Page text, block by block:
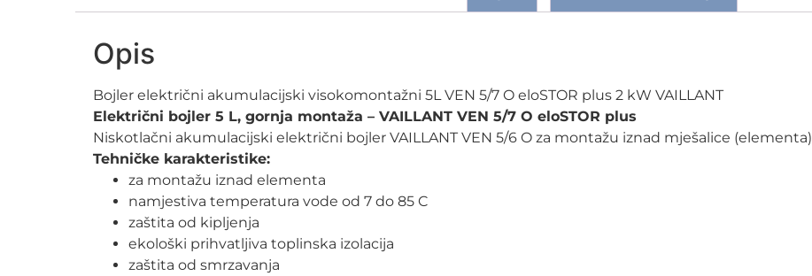
Opis
Bojler električni akumulacijski visokomontažni 5L VEN 5/7 O eloSTOR plus 2 kW VAILLANT
Električni bojler 5 L, gornja montaža – VAILLANT VEN 5/7 O eloSTOR plus
Niskotlačni akumulacijski električni bojler VAILLANT VEN 5/6 O za montažu iznad mješalice (elementa)
Tehničke karakteristike:
za montažu iznad elementa
namjestiva temperatura vode od 7 do 85 C
zaštita od kipljenja
ekološki prihvatljiva toplinska izolacija
zaštita od smrzavanja